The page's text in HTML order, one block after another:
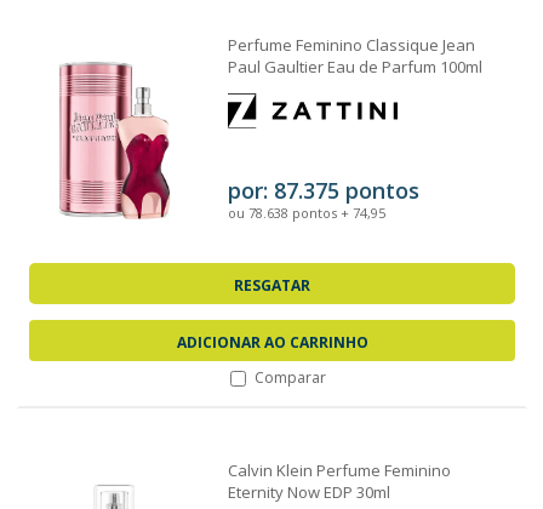
Perfume Feminino Classique Jean
Paul Gaultier Eau de Parfum 100ml
por: 87.375 pontos
ou 78.638 pontos + 74,95
RESGATAR
ADICIONAR AO CARRINHO
Comparar
Calvin Klein Perfume Feminino
Eternity Now EDP 30ml